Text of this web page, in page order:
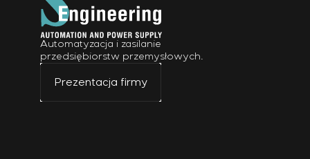
Automatyzacja i zasilanie
przedsiębiorstw przemysłowych.
Prezentacja firmy